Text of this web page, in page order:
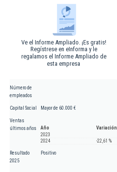
Ve el Informe Ampliado. ¡Es gratis!
Regístrese en eInforma y le
regalamos el Informe Ampliado de
esta empresa
Número de
empleados
Capital Social Mayor de 60.000 €
Ventas
últimos años
Año
Variación
2023
2024
-22,61 %
Resultado
2025
Positivo